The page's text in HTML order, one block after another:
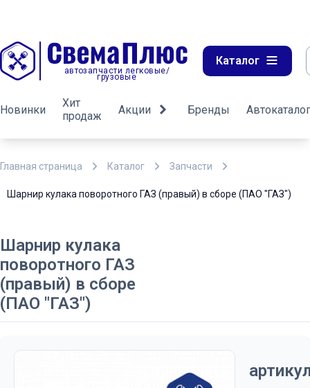
автозапчасти легковые/
грузовые
Каталог
Новинки
Хит
продаж
Акции Бренды Автокаталог
Главная страница Каталог Запчасти
Шарнир кулака поворотного ГАЗ (правый) в сборе (ПАО "ГАЗ")
Шарнир кулака
поворотного ГАЗ
(правый) в сборе
(ПАО "ГАЗ")